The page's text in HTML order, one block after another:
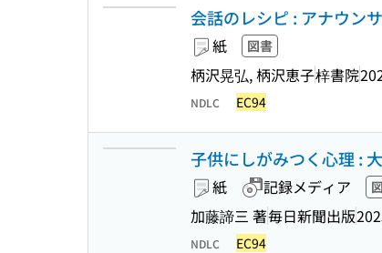
会話のレシピ : アナウン
紙 図書
柄沢晃弘, 柄沢恵子梓書院
NDLC EC94
子供にしがみつく心理 :
紙 記録メディア
加藤諦三 著毎日新聞出版
NDLC EC94